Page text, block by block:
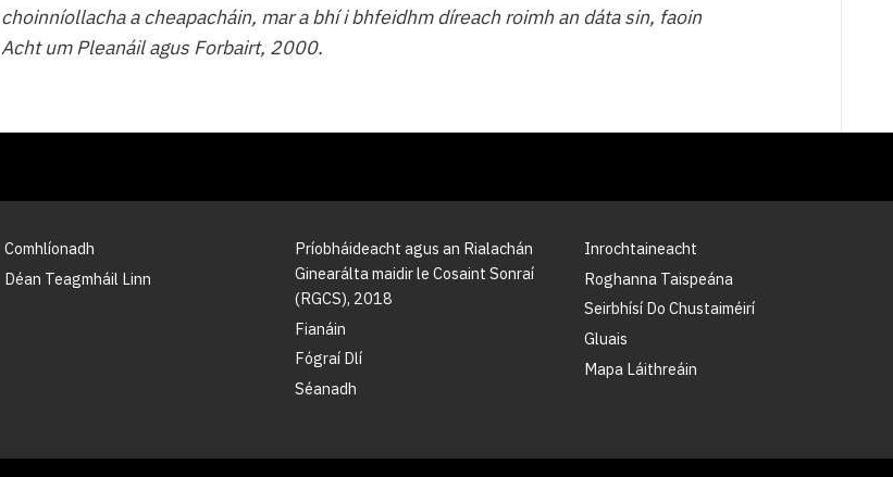
choinníollacha a cheapacháin, mar a bhí i bhfeidhm díreach roimh an dáta sin, faoin
Acht um Pleanáil agus Forbairt, 2000.
Comhlíonadh
Déan Teagmháil Linn
Príobháideacht agus an Rialachán
Ginearálta maidir le Cosaint Sonraí
(RGCS), 2018
Fianáin
Fógraí Dlí
Séanadh
Inrochtaineacht
Roghanna Taispeána
Seirbhísí Do Chustaiméirí
Gluais
Mapa Láithreáin